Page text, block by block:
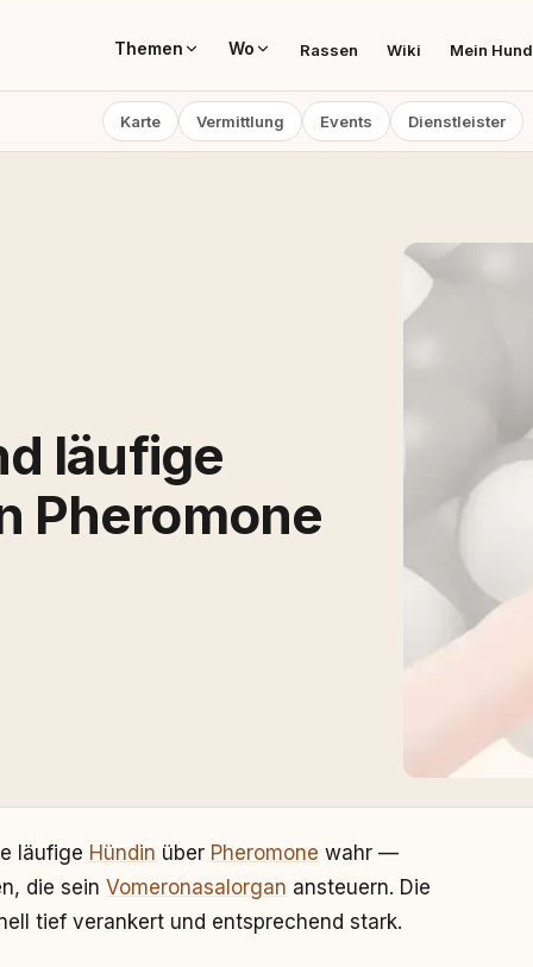
Themen Wo Rassen Wiki Mein Hund
Karte Vermittlung Events Dienstleister
läufige
Pheromone
läufige Hündin über Pheromone wahr —
die sein Vomeronasalorgan ansteuern. Die
tief verankert und entsprechend stark.